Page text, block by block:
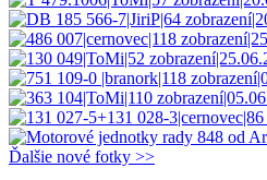
Ďalšie nové fotky >>